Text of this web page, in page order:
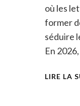
où les
former
séduire
En
LIRE LA